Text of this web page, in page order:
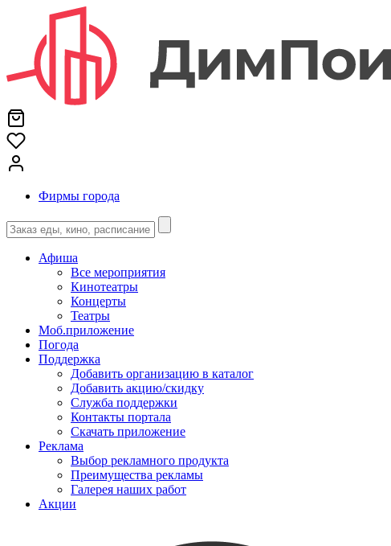
Фирмы города
Афиша
Все мероприятия
Кинотеатры
Концерты
Театры
Моб.приложение
Погода
Поддержка
Добавить организацию в каталог
Добавить акцию/скидку
Служба поддержки
Контакты портала
Скачать приложение
Реклама
Выбор рекламного продукта
Преимущества рекламы
Галерея наших работ
Акции